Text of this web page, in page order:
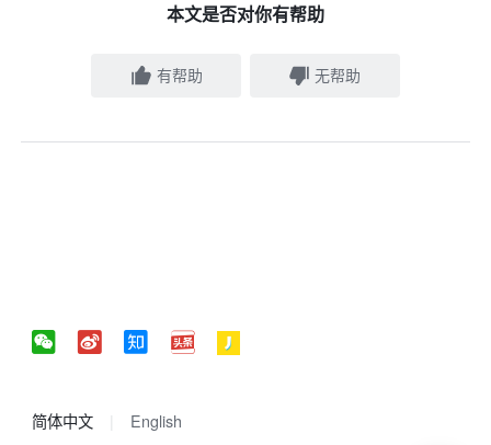
本文是否对你有帮助
有帮助 无帮助
简体中文 English